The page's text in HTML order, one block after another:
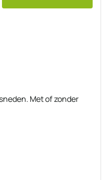
Met of zonder